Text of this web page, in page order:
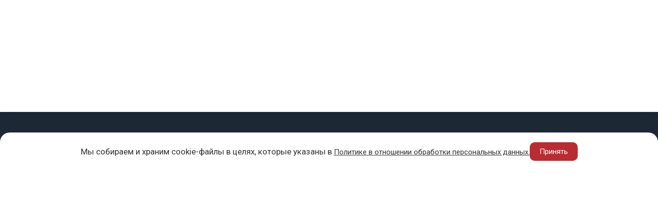
+7 (977) 418-45-00
Мы собираем и храним cookie-файлы в целях, которые указаны в Политике в отношении обработки персональных данных. Принять